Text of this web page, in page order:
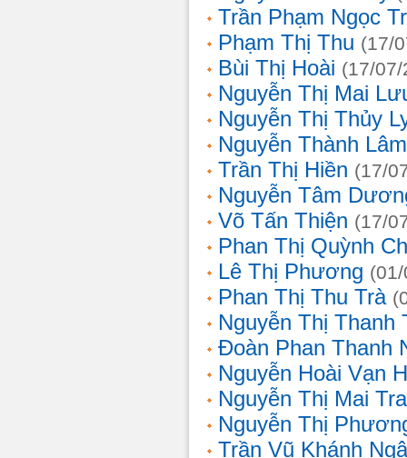
Trần Phạm Ngọc
Phạm Thị Thu (17/
Bùi Thị Hoài (17/
Nguyễn Thị Mai
Nguyễn Thị Thủy
Nguyễn Thành Lâm
Trần Thị Hiền (17/
Nguyễn Tâm
Võ Tấn Thiện (17/
Phan Thị Quỳnh
Lê Thị Phương
Phan Thị Thu Trà
Nguyễn Thị Thanh
Đoàn Phan Thanh
Nguyễn Hoài Vạn
Nguyễn Thị Mai
Nguyễn Thị
Trần Vũ Khánh